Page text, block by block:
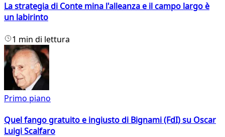
La strategia di Conte mina l'alleanza e il campo largo è
un labirinto
1 min di lettura
Primo piano
Quel fango gratuito e ingiusto di Bignami (FdI) su Oscar
Luigi Scalfaro